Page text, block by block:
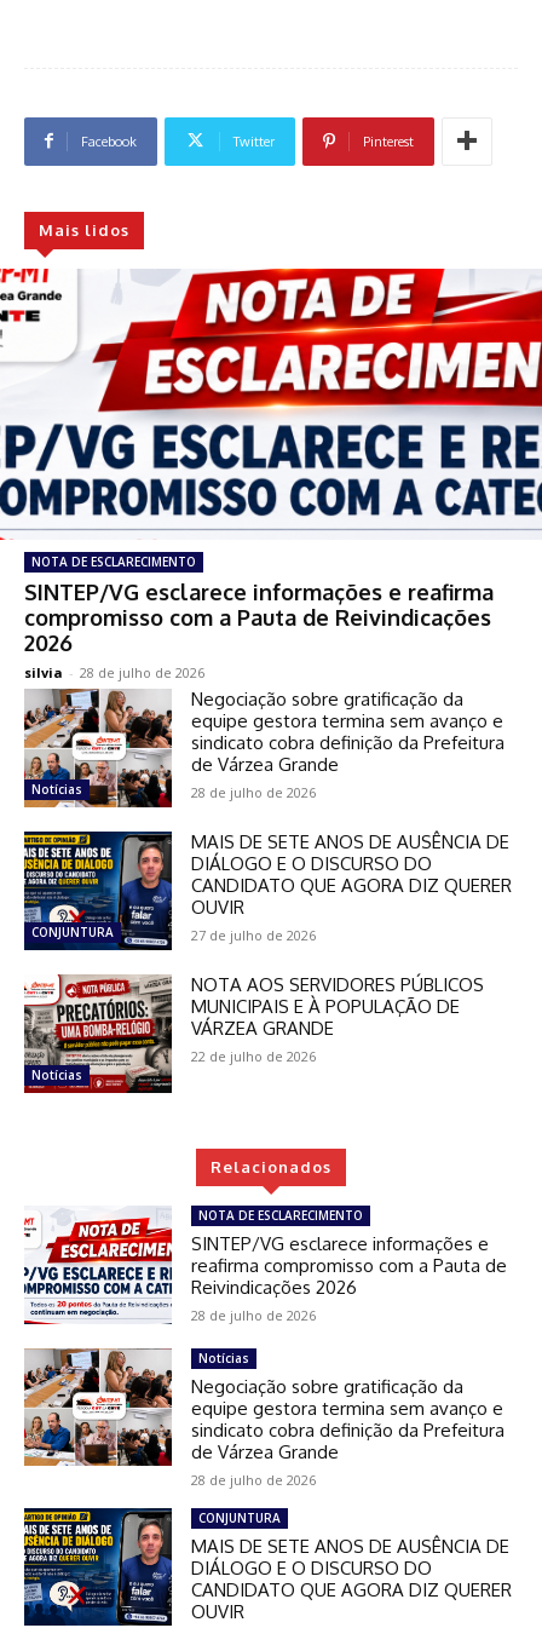
Facebook Twitter Pinterest
Mais lidos
NOTA DE ESCLARECIMENTO
SINTEP/VG esclarece informações e reafirma
compromisso com a Pauta de Reivindicações
2026
silvia - 28 de julho de 2026
Notícias
Negociação sobre gratificação da
equipe gestora termina sem avanço e
sindicato cobra definição da Prefeitura
de Várzea Grande
28 de julho de 2026
CONJUNTURA
MAIS DE SETE ANOS DE AUSÊNCIA DE
DIÁLOGO E O DISCURSO DO
CANDIDATO QUE AGORA DIZ QUERER
OUVIR
27 de julho de 2026
Notícias
NOTA AOS SERVIDORES PÚBLICOS
MUNICIPAIS E À POPULAÇÃO DE
VÁRZEA GRANDE
22 de julho de 2026
Relacionados
NOTA DE ESCLARECIMENTO
SINTEP/VG esclarece informações e
reafirma compromisso com a Pauta de
Reivindicações 2026
28 de julho de 2026
Notícias
Negociação sobre gratificação da
equipe gestora termina sem avanço e
sindicato cobra definição da Prefeitura
de Várzea Grande
28 de julho de 2026
CONJUNTURA
MAIS DE SETE ANOS DE AUSÊNCIA DE
DIÁLOGO E O DISCURSO DO
CANDIDATO QUE AGORA DIZ QUERER
OUVIR